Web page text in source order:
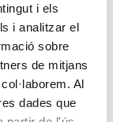
i els
i analitzar el
sobre
de mitjans
Al
dades que
estan
Mediterrani